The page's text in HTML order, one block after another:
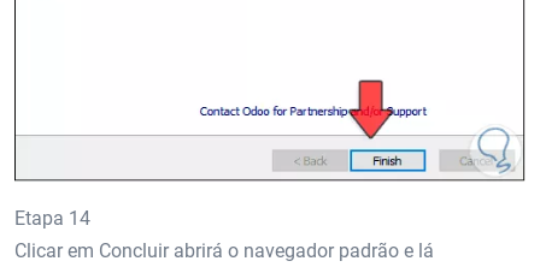
Etapa 14
Clicar em Concluir abrirá o navegador padrão e lá